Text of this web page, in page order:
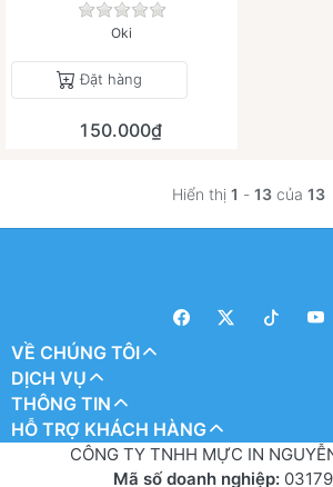
Chưa có đánh giá nào cho
Oki
Đặt hàng
150.000₫
Hiển thị 1 - 13 của 13
VỀ CHÚNG TÔI
DỊCH VỤ
THÔNG TIN
HỖ TRỢ KHÁCH HÀNG
CÔNG TY TNHH MỰC IN
Mã số doanh nghiệp: